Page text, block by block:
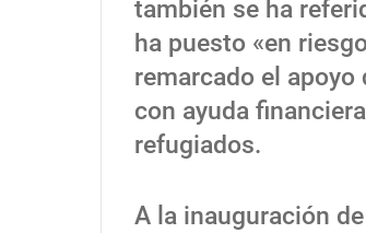
también se ha
ha puesto «en
remarcado el apoyo
con ayuda
refugiados.
A la inauguración